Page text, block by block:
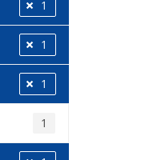
1
1
1
1